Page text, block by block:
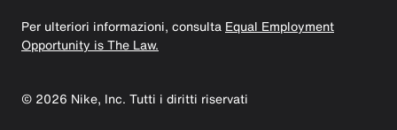
Per ulteriori informazioni, consulta Equal Employment
Opportunity is The Law.
© 2026 Nike, Inc. Tutti i diritti riservati